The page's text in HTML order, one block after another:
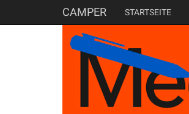
CAMPER STARTSEITE